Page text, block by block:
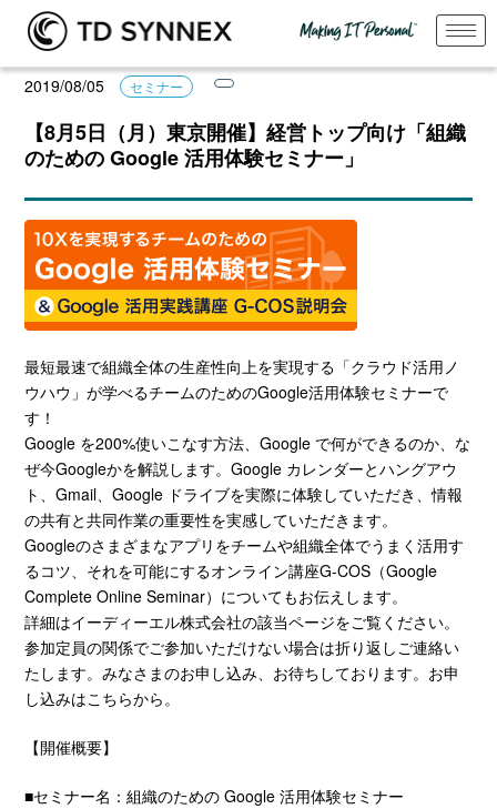
2019/08/05 セミナー
【8月5日（月）東京開催】経営トップ向け「組織
のための Google 活用体験セミナー」
最短最速で組織全体の生産性向上を実現する「クラウド活用ノ
ウハウ」が学べるチームのためのGoogle活用体験セミナーで
す！
Google を200%使いこなす方法、Google で何ができるのか、な
ぜ今Googleかを解説します。Google カレンダーとハングアウ
ト、Gmail、Google ドライブを実際に体験していただき、情報
の共有と共同作業の重要性を実感していただきます。
Googleのさまざまなアプリをチームや組織全体でうまく活用す
るコツ、それを可能にするオンライン講座G-COS（Google
Complete Online Seminar）についてもお伝えします。
詳細はイーディーエル株式会社の該当ページをご覧ください。
参加定員の関係でご参加いただけない場合は折り返しご連絡い
たします。みなさまのお申し込み、お待ちしております。お申
し込みはこちらから。
【開催概要】
■セミナー名：組織のための Google 活用体験セミナー